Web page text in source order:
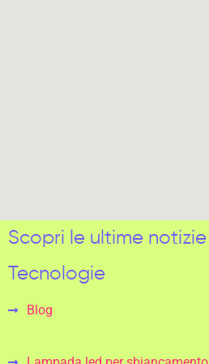
Scopri le ultime notizie
Tecnologie
Blog